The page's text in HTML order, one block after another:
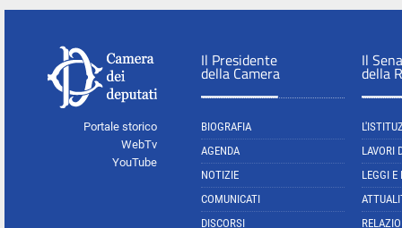
Portale storico
WebTv
YouTube
Il Presidente
della Camera
BIOGRAFIA
AGENDA
NOTIZIE
COMUNICATI
DISCORSI
Il
della
LAVORI
LEGGI E